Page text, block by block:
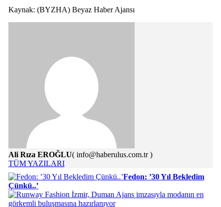
Kaynak: (BYZHA) Beyaz Haber Ajansı
Ali Rıza EROĞLU( info@haberulus.com.tr )
TÜM YAZILARI
Fedon: ’30 Yıl Bekledim
Çünkü..’